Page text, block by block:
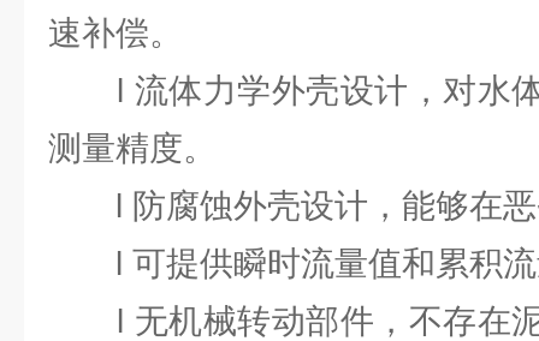
速补偿。
l 流体力学外壳设计，对水
测量精度。
l 防腐蚀外壳设计，能够在恶
l 可提供瞬时流量值和累积流
l 无机械转动部件，不存在